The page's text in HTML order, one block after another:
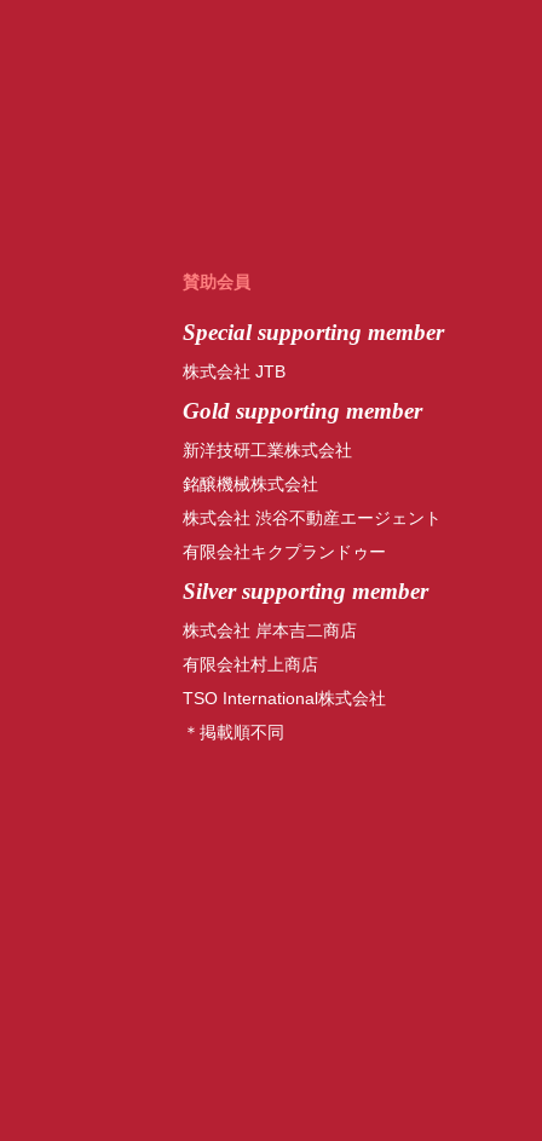
賛助会員
Specialsupporting member
株式会社 JTB
Gold supporting member
新洋技研工業株式会社
銘醸機械株式会社
株式会社 渋谷不動産エージェント
有限会社キクプランドゥー
Silver supporting member
株式会社 岸本吉二商店
有限会社村上商店
TSO International株式会社
＊掲載順不同